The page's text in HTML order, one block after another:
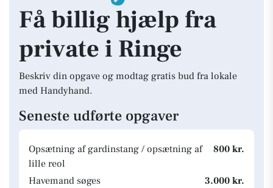
Få billig hjælp fra
private i Ringe
Beskriv din opgave og modtag gratis bud fra lokale
med Handyhand.
Seneste udførte opgaver
Opsætning af gardinstang / opsætning af
lille reol
800 kr.
Havemand søges
3.000 kr.